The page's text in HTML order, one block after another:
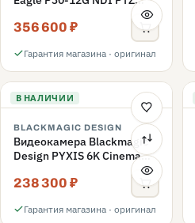
выход 12G-SDI/4K HDMI
356 600 ₽
Гарантия магазина · оригинал
В НАЛИЧИИ
BLACKMAGIC DESIGN
Видеокамера Blackmagic
Design PYXIS 6K Cinema
238 300 ₽
Гарантия магазина · оригинал